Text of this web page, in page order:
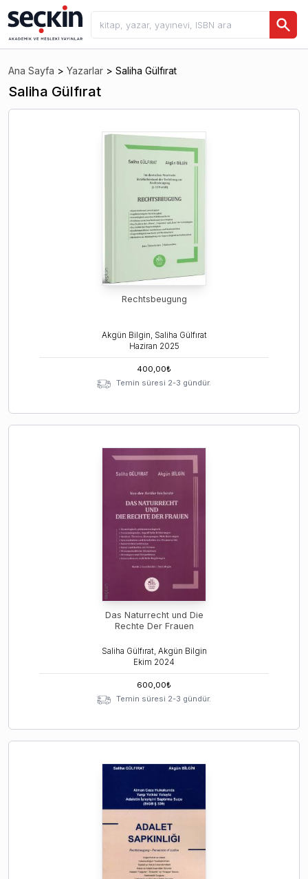
Ana Sayfa > Yazarlar > Saliha Gülfırat
Saliha Gülfırat
Rechtsbeugung
Akgün Bilgin, Saliha Gülfırat
Haziran 2025
400,00₺
Temin süresi 2-3 gündür.
Das Naturrecht und Die
Rechte Der Frauen
Saliha Gülfırat, Akgün Bilgin
Ekim 2024
600,00₺
Temin süresi 2-3 gündür.